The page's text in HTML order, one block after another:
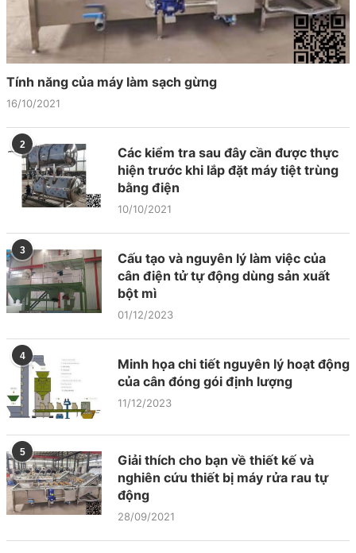
Tính năng của máy làm sạch gừng
16/10/2021
2
Các kiểm tra sau đây cần được thực
hiện trước khi lắp đặt máy tiệt trùng
bằng điện
10/10/2021
3
Cấu tạo và nguyên lý làm việc của
cân điện tử tự động dùng sản xuất
bột mì
01/12/2023
4
Minh họa chi tiết nguyên lý hoạt động
của cân đóng gói định lượng
11/12/2023
5
Giải thích cho bạn về thiết kế và
nghiên cứu thiết bị máy rửa rau tự
động
28/09/2021